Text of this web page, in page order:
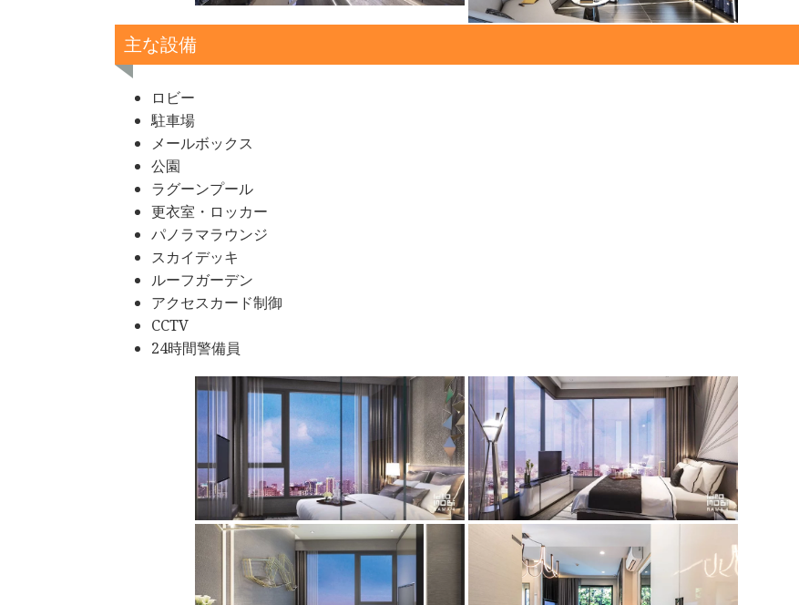
主な設備
ロビー
駐車場
メールボックス
公園
ラグーンプール
更衣室・ロッカー
パノラマラウンジ
スカイデッキ
ルーフガーデン
アクセスカード制御
CCTV
24時間警備員